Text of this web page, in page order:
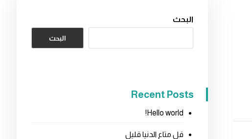
البحث
البحث
Recent Posts
Hello world!
قل متاع الدنيا قليل